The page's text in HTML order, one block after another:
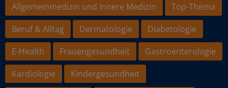
Allgemeinmedizin und Innere Medizin
Top-Thema
Beruf & Alltag
Dermatologie
Diabetologie
E-Health
Frauengesundheit
Gastroenterologie
Kardiologie
Kindergesundheit